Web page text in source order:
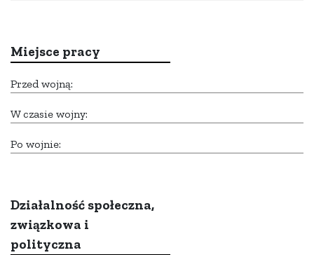
Miejsce pracy
Przed wojną:
W czasie wojny:
Po wojnie:
Działalność społeczna,
związkowa i
polityczna